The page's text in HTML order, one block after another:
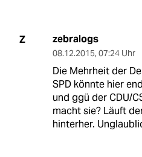
Z zebralogs
08.12.2015, 07:24 Uhr
Die Mehrheit der
SPD könnte hier
und ggü der CDU/
macht sie? Läuft
hinterher.